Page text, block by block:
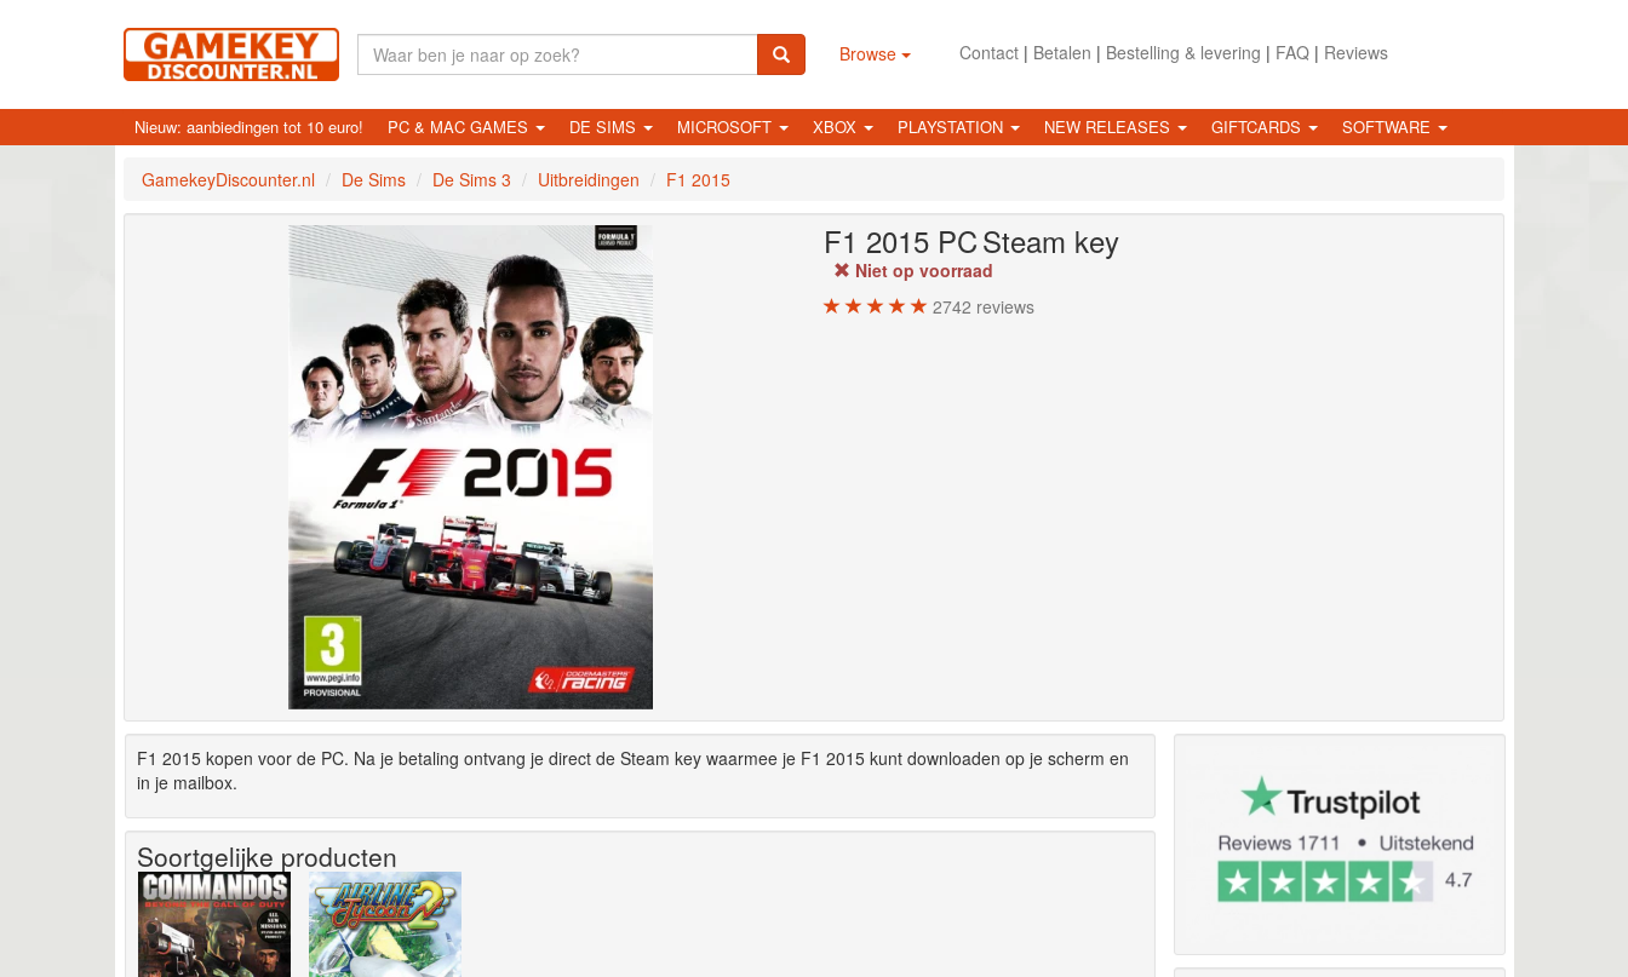
Browse Contact| Betalen | Bestelling & levering | FAQ| Reviews
Nieuw: aanbiedingen tot 10 euro! PC & MAC GAMES DE SIMS MICROSOFT XBOX PLAYSTATION NEW RELEASES GIFTCARDS SOFTWARE
GamekeyDiscounter.nl De Sims De Sims 3 Uitbreidingen F1 2015
F1 2015 PCSteam key
Niet op voorraad
2742 reviews
F1 2015 kopen voor de PC. Na je betaling ontvang je direct de Steam key waarmee je F1 2015 kunt downloaden op je scherm en
in je mailbox.
Soortgelijke producten